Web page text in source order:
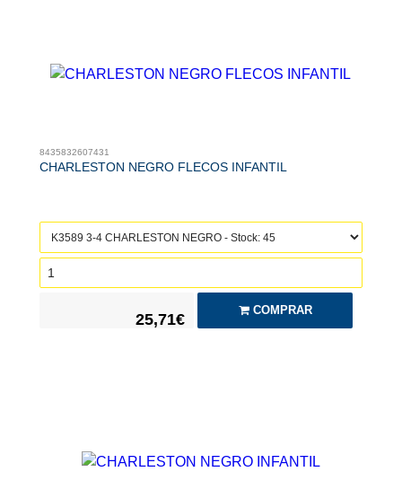
8435832607431
CHARLESTON NEGRO FLECOS INFANTIL
25,71€
COMPRAR